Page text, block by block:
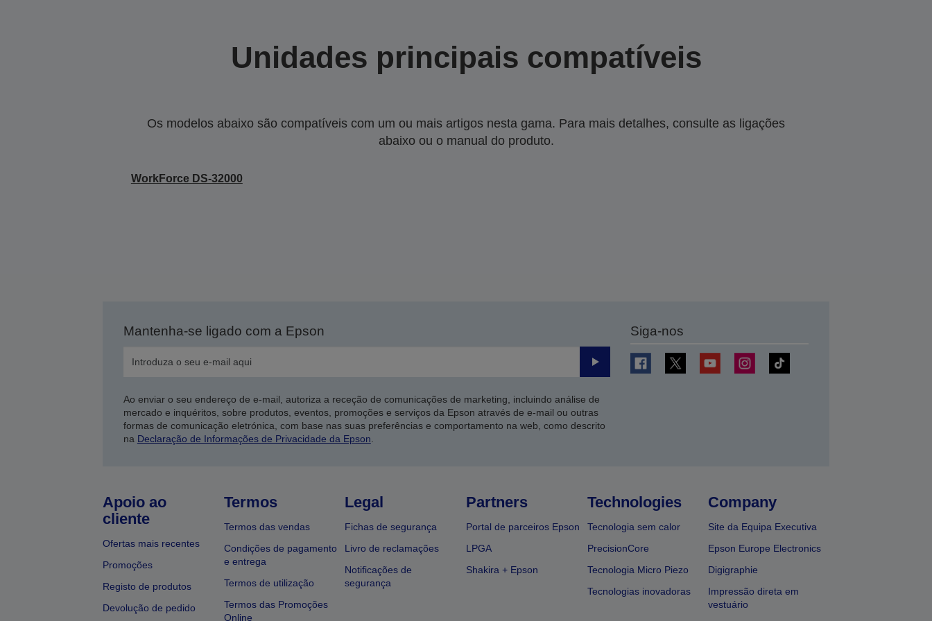
Unidades principais compatíveis
Os modelos abaixo são compatíveis com um ou mais artigos nesta gama. Para mais detalhes, consulte as ligações
abaixo ou o manual do produto.
WorkForce DS-32000
Mantenha-se ligado com a Epson
Enviar
Ao enviar o seu endereço de e-mail, autoriza a receção de comunicações de marketing, incluindo análise de
mercado e inquéritos, sobre produtos, eventos, promoções e serviços da Epson através de e-mail ou outras
formas de comunicação eletrónica, com base nas suas preferências e comportamento na web, como descrito
na Declaração de Informações de Privacidade da Epson
Siga-nos
Apoio ao
cliente
Ofertas mais recentes
Promoções
Registo de produtos
Devolução de pedido
Termos
Termos das vendas
Condições de pagamento
e entrega
Termos de utilização
Termos das Promoções
Online
Legal
Fichas de segurança
Livro de reclamações
Notificações de
segurança
Partners
Portal de parceiros Epson
LPGA
Shakira + Epson
Technologies
Tecnologia sem calor
PrecisionCore
Tecnologia Micro Piezo
Tecnologias inovadoras
Company
Site da Equipa Executiva
Epson Europe Electronics
Digigraphie
Impressão direta em
vestuário